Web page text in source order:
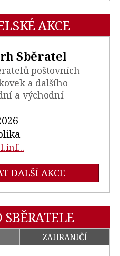
AKCE
Sběratel
poštovních
a dalšího
a východní
DALŠÍ AKCE
SBĚRATELE
ZAHRANIČÍ